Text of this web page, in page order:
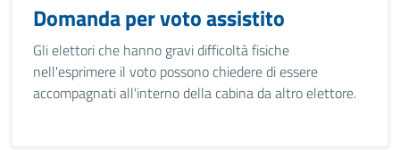
Domanda per voto assistito
Gli elettori che hanno gravi difficoltà fisiche
nell'esprimere il voto possono chiedere di essere
accompagnati all'interno della cabina da altro elettore.